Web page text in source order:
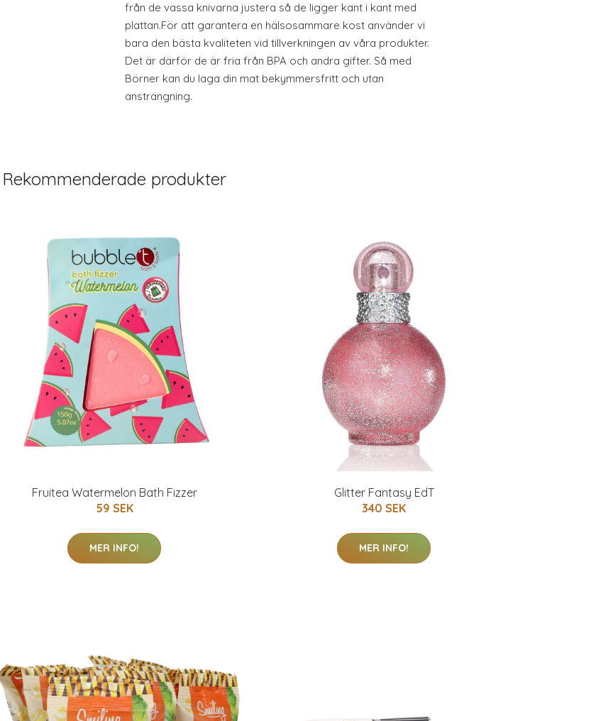
från de vassa knivarna justera så de ligger kant i kant med
plattan.För att garantera en hälsosammare kost använder vi
bara den bästa kvaliteten vid tillverkningen av våra produkter.
Det är därför de är fria från BPA och andra gifter. Så med
Börner kan du laga din mat bekymmersfritt och utan
ansträngning.
Rekommenderade produkter
Fruitea Watermelon Bath Fizzer
59 SEK
MER INFO!
Glitter Fantasy EdT
340 SEK
MER INFO!